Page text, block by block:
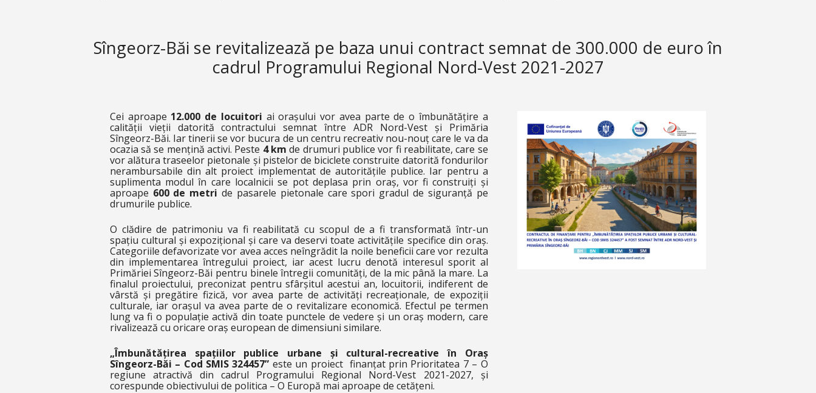
Sîngeorz-Băi se revitalizează pe baza unui contract semnat de 300.000 de euro în
cadrul Programului Regional Nord-Vest 2021-2027
Cei aproape 12.000 de locuitori ai orașului vor avea parte de o îmbunătățire a
calității vieții datorită contractului semnat între ADR Nord-Vest și Primăria
Sîngeorz-Băi. Iar tinerii se vor bucura de un centru recreativ nou-nouț care le va da
ocazia să se mențină activi. Peste 4 km de drumuri publice vor fi reabilitate, care se
vor alătura traseelor pietonale și pistelor de biciclete construite datorită fondurilor
nerambursabile din alt proiect implementat de autoritățile publice. Iar pentru a
suplimenta modul în care localnicii se pot deplasa prin oraș, vor fi construiți și
aproape 600 de metri de pasarele pietonale care spori gradul de siguranță pe
drumurile publice.
O clădire de patrimoniu va fi reabilitată cu scopul de a fi transformată într-un
spațiu cultural și expozițional și care va deservi toate activitățile specifice din oraș.
Categoriile defavorizate vor avea acces neîngrădit la noile beneficii care vor rezulta
din implementarea întregului proiect, iar acest lucru denotă interesul sporit al
Primăriei Sîngeorz-Băi pentru binele întregii comunități, de la mic până la mare. La
finalul proiectului, preconizat pentru sfârșitul acestui an, locuitorii, indiferent de
vârstă și pregătire fizică, vor avea parte de activități recreaționale, de expoziții
culturale, iar orașul va avea parte de o revitalizare economică. Efectul pe termen
lung va fi o populație activă din toate punctele de vedere și un oraș modern, care
rivalizează cu oricare oraș european de dimensiuni similare.
„Îmbunătățirea spațiilor publice urbane și cultural-recreative în Oraș
Sîngeorz-Băi – Cod SMIS 324457” este un proiect finanțat prin Prioritatea 7 – O
regiune atractivă din cadrul Programului Regional Nord-Vest 2021-2027, și
corespunde obiectivului de politica – O Europă mai aproape de cetățeni.